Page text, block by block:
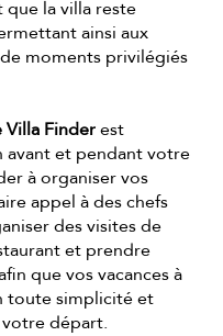
la villa reste
ainsi aux
moments privilégiés
Finderest
et pendant votre
à organiser vos
appel à des chefs
des visites de
et prendre
que vos vacances à
toute simplicité et
votre départ.